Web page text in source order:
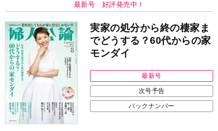
最新号 好評発売中！
実家の処分から終の棲家ま
でどうする？60代からの家
モンダイ
最新号
次号予告
バックナンバー